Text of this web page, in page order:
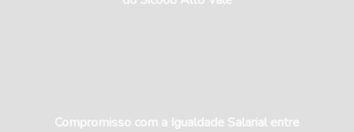
Compromisso com a Igualdade Salarial entre